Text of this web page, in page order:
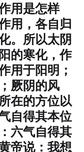
用是怎样
用，各自归
。所以太阴
的寒化，作
用于阳明；
厥阴的风
在的方位以
自得其本位
六气自得其
帝说：我想